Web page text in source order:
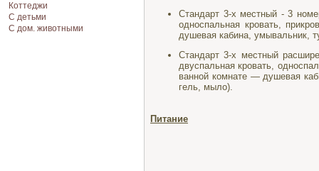
Коттеджи
С детьми
С дом. животными
Стандарт 3-х местный - 3
односпальная кровать,
душевая кабина, умывальник,
Стандарт 3-х местный
двуспальная кровать,
ванной комнате — душевая
гель, мыло).
Питание